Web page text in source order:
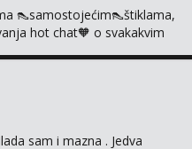
👠samostojećim👠štiklama,
hot chat🧡 o svakakvim
sam i mazna . Jedva